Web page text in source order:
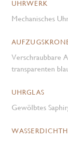
UHRWERK
Mechanisches
Verschraubbare
transparenten
UHRGLAS
Gewölbtes